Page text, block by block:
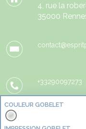
4, rue la
35000
+33290097273
COULEUR GOBELET